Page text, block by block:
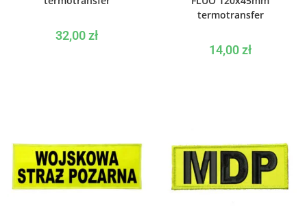
32,00zł
termotransfer
14,00zł